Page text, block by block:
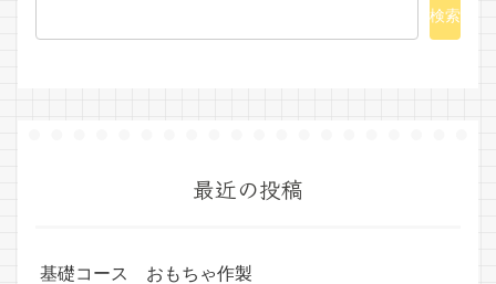
検索
最近の投稿
基礎コース おもちゃ作製